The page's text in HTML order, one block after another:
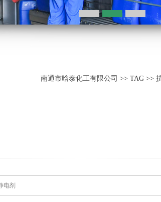
南通市晗泰化工有限公司 >> TAG >>